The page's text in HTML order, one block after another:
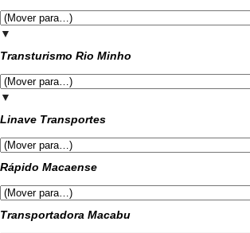
▼
Transturismo Rio Minho
▼
Linave Transportes
Rápido Macaense
Transportadora Macabu